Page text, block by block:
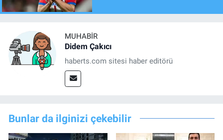
MUHABIR
Didem Çakıcı
haberts.com sitesi haber editörü
Bunlar da ilginizi çekebilir